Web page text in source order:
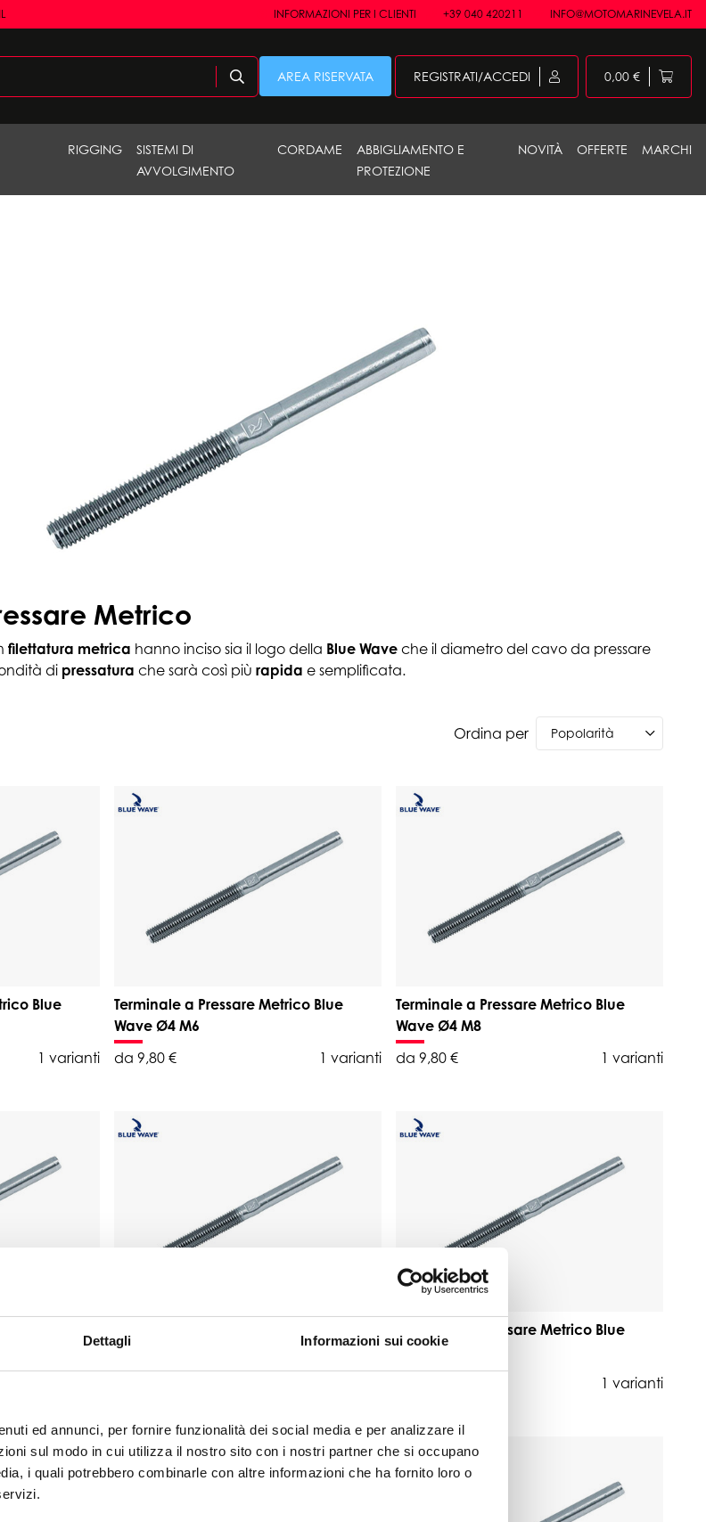
Dettagli Informazioni sui cookie
ed annunci, per fornire funzionalità dei social media e per analizzare il
sul modo in cui utilizza il nostro sito con i nostri partner che si occupano
i quali potrebbero combinarle con altre informazioni che ha fornito loro o
INFORMAZIONI PER I CLIENTI +39 040 420211 INFO@MOTOMARINEVELA.IT
AREA RISERVATA REGISTRATI/ACCEDI 0,00 €
RIGGING
SISTEMI DI
AVVOLGIMENTO
CORDAME
ABBIGLIAMENTO E
PROTEZIONE
NOVITÀ OFFERTE MARCHI
Metrico
filettatura metrica hanno inciso sia il logo della Blue Wave che il diametro del cavo da pressare
di pressatura che sarà così più rapida e semplificata.
Ordina per
Blue
1 varianti
Terminale a Pressare Metrico Blue
Wave Ø4 M6
da 9,80 €
1 varianti
Terminale a Pressare Metrico Blue
Wave Ø4 M8
da 9,80 €
1 varianti
Wave Ø5 M10
Terminale a Pressare Metrico Blue
wave Ø6 M10
1 varianti